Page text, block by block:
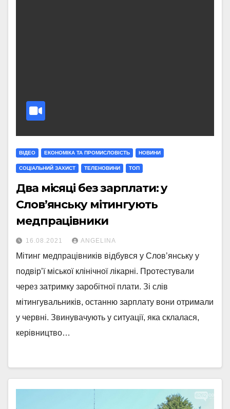
ВІДЕО ЕКОНОМІКА ТА ПРОМИСЛОВІСТЬ НОВИНИ
СОЦІАЛЬНИЙ ЗАХИСТ ТЕЛЕНОВИНИ ТОП
Два місяці без зарплати: у
Слов’янську мітингують
медпрацівники
16.08.2021 ANGELINA
Мітинг медпрацівників відбувся у Слов’янську у
подвір’ї міської клінічної лікарні. Протестували
через затримку заробітної плати. Зі слів
мітингувальників, останню зарплату вони отримали
у червні. Звинувачують у ситуації, яка склалася,
керівництво…